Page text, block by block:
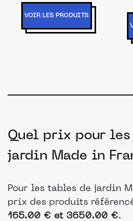
VOIR LES PRODUITS
Quel prix pour les
jardin Made in
Pour les tables de jardin
prix des produits
165.00 € et 3650.00 €.